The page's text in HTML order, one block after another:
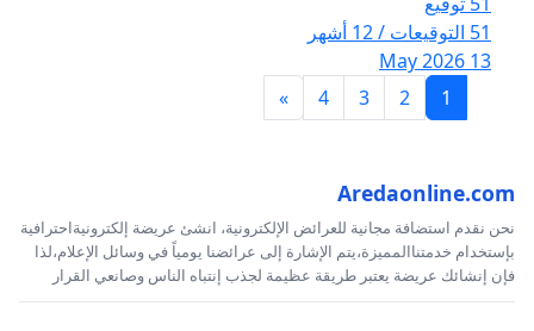
51 التوقيعات / 12 أشهر
13 May 2026
1
2
3
4
»
Aredaonline.com
نحن نقدم استضافة مجانية للعرائض الإلكترونية، انشئ عريضة إلكترونيةاحترافية
بإستخدام خدمتناالمميزة،يتم الإشارة إلى عرائضنا يومياً في وسائل الإعلام،لذا
فإن إنشائك عريضة يعتبر طريقة عظيمة لجذب إنتباه الناس وصانعي القرار